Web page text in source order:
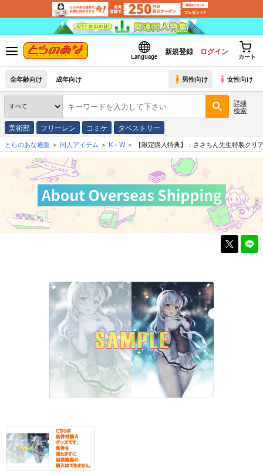
Language
新規登録 ログイン
カート
全年齢向け 成年向け 男性向け 女性向け
詳細
検索
美術部 フリーレン コミケ タペストリー
とらのあな通販 同人アイテム K＋W 【限定購入特典】：ささちん先生特製クリ